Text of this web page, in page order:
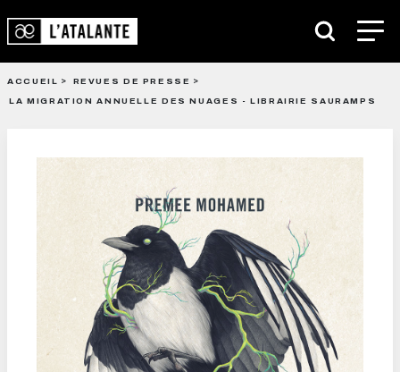
ACCUEIL
REVUES DE PRESSE
LA MIGRATION ANNUELLE DES NUAGES - LIBRAIRIE SAURAMPS